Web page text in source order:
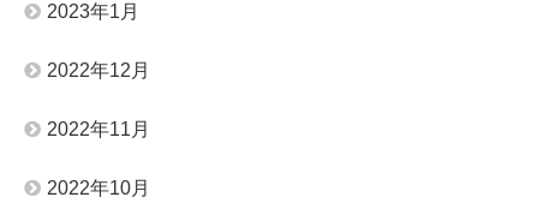
2023年1月
2022年12月
2022年11月
2022年10月